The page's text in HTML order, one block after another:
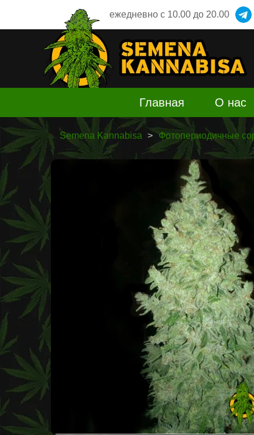
ежедневно c 10.00 до 20.00
Главная О нас
Semena Kannabisa Фотопериодичные